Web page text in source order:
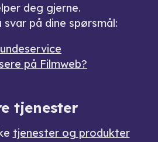
deg gjerne.
svar på dine spørsmål:
på Filmweb?
tjenester
tjenester og produkter